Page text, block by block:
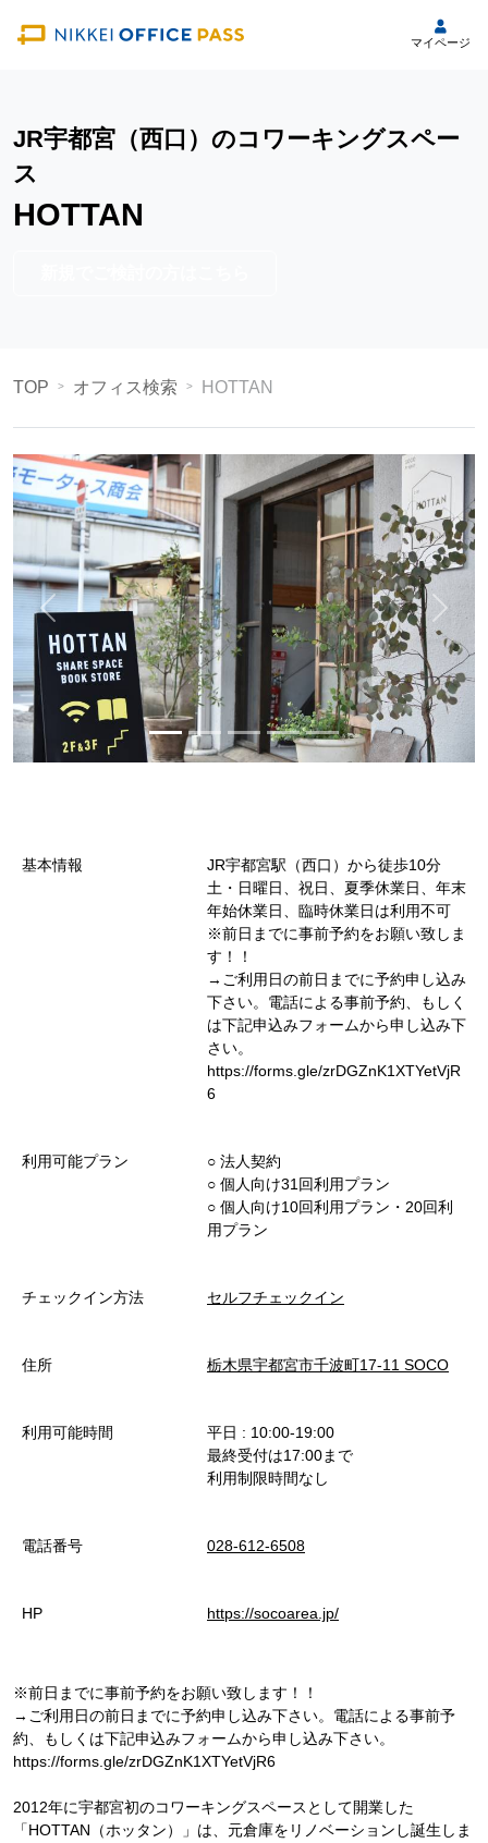
マイページ
JR宇都宮（西口）のコワーキングスペー
ス
HOTTAN
TOP オフィス検索 HOTTAN
基本情報
JR宇都宮駅（西口）から徒歩10分
土・日曜日、祝日、夏季休業日、年末
年始休業日、臨時休業日は利用不可
※前日までに事前予約をお願い致しま
す！！
→ご利用日の前日までに予約申し込み
下さい。電話による事前予約、もしく
は下記申込みフォームから申し込み下
さい。
https://forms.gle/zrDGZnK1XTYetVjR
6
利用可能プラン
○︎ 法人契約
○︎ 個人向け31回利用プラン
○︎ 個人向け10回利用プラン・20回利
用プラン
チェックイン方法 セルフチェックイン
住所 栃木県宇都宮市千波町17-11 SOCO
利用可能時間
平日 : 10:00-19:00
最終受付は17:00まで
利用制限時間なし
電話番号 028-612-6508
HP https://socoarea.jp/
※前日までに事前予約をお願い致します！！
→ご利用日の前日までに予約申し込み下さい。電話による事前予
約、もしくは下記申込みフォームから申し込み下さい。
https://forms.gle/zrDGZnK1XTYetVjR6
2012年に宇都宮初のコワーキングスペースとして開業した
「HOTTAN（ホッタン）」は、元倉庫をリノベーションし誕生しま